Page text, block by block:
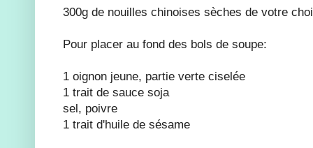
300g de nouilles chinoises sèches de votre
Pour placer au fond des bols de soupe:
1 oignon jeune, partie verte ciselée
1 trait de sauce soja
sel, poivre
1 trait d'huile de sésame